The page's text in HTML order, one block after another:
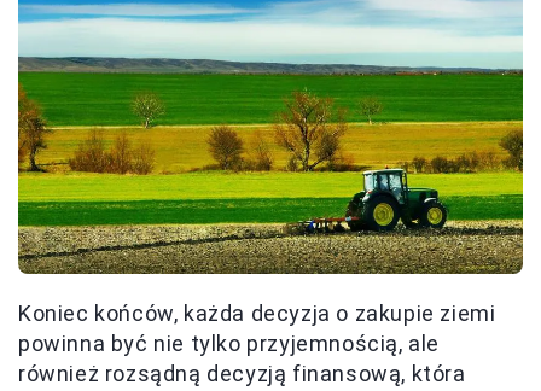
Koniec końców, każda decyzja o zakupie ziemi
powinna być nie tylko przyjemnością, ale
również rozsądną decyzją finansową, która